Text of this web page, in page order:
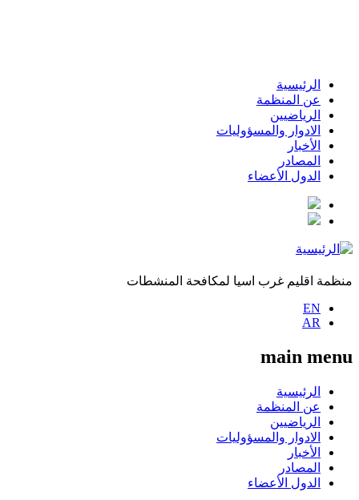
الرئيسية
عن المنظمة
الرياضيين
الادوار والمسؤوليات
الأخبار
المصادر
الدول الأعضاء
منظمة اقليم غرب اسيا لمكافحة المنشطات
EN
AR
main menu
الرئيسية
عن المنظمة
الرياضيين
الادوار والمسؤوليات
الأخبار
المصادر
الدول الأعضاء